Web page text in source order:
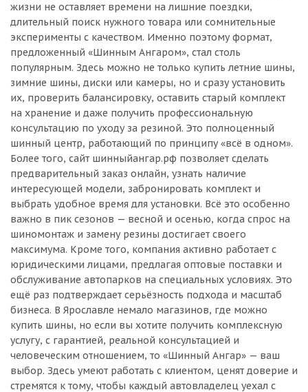
жизни не оставляет времени на лишние поездки,
длительный поиск нужного товара или сомнительные
эксперименты с качеством. Именно поэтому формат,
предложенный «Шинным Ангаром», стал столь
популярным. Здесь можно не только купить летние шины,
зимние шины, диски или камеры, но и сразу установить
их, проверить балансировку, оставить старый комплект
на хранение и даже получить профессиональную
консультацию по уходу за резиной. Это полноценный
шинный центр, работающий по принципу «всё в одном».
Более того, сайт шинныйангар.рф позволяет сделать
предварительный заказ онлайн, узнать наличие
интересующей модели, забронировать комплект и
выбрать удобное время для установки. Всё это особенно
важно в пик сезонов — весной и осенью, когда спрос на
шиномонтаж и замену резины достигает своего
максимума. Кроме того, компания активно работает с
юридическими лицами, предлагая оптовые поставки и
обслуживание автопарков на специальных условиях. Это
ещё раз подтверждает серьёзность подхода и масштаб
бизнеса. В Ярославле немало магазинов, где можно
купить шины, но если вы хотите получить комплексную
услугу, с гарантией, реальной консультацией и
человеческим отношением, то «Шинный Ангар» — ваш
выбор. Здесь умеют работать с клиентом, ценят доверие и
стремятся к тому, чтобы каждый автовладелец уехал с